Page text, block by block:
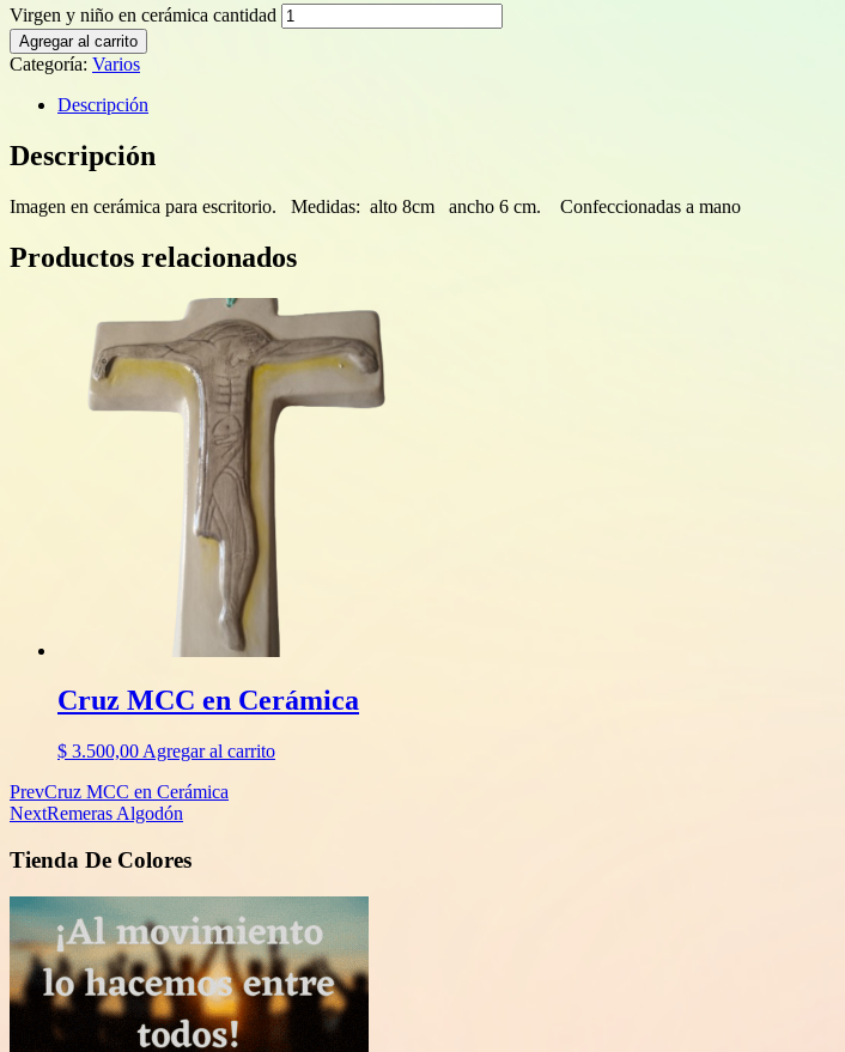
Virgen y niño en cerámica cantidad
Agregar al carrito
Categoría: Varios
Descripción
Descripción
Imagen en cerámica para escritorio. Medidas: alto 8cm ancho 6 cm. Confeccionadas a mano
Productos relacionados
Cruz MCC en Cerámica
$ 3.500,00 Agregar al carrito
PrevCruz MCC en Cerámica
NextRemeras Algodón
Tienda De Colores